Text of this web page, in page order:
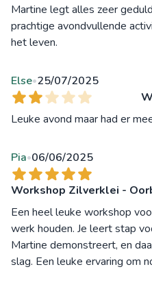
Martine legt alles zeer
prachtige avondvullende
het leven.
Else•25/07/2025
Leuke avond maar had er
Pia•06/06/2025
Workshop Zilverklei -
Een heel leuke workshop
werk houden. Je leert stap
Martine demonstreert, en
slag. Een leuke ervaring om